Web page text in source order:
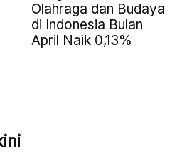
Olahraga dan Budaya
di Indonesia Bulan
April Naik 0,13%